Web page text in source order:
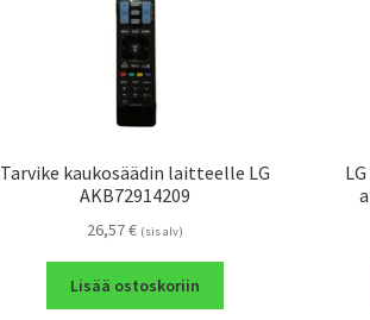
Tarvike kaukosäädin laitteelle LG
AKB72914209
26,57€ (sis alv)
Lisää ostoskoriin